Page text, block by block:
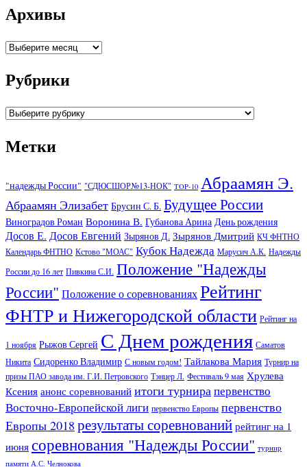
Архивы
Архивы
Рубрики
Рубрики
Метки
"надежды России" "СДЮСШОР№13-НОК" TOP-10 Абраамян Э.
Абраамян Элизабет Брусин С. Б. Будущее России
Виноградов Роман Воронина В. Губанова Арина День рождения
Досов Е. Досов Евгений Зырянов Д. Зырянов Дмитрий КЧ ФНТНО
Календарь ФНТНО Кстово "МОАС" Кубок Надежда Марусич А.К. Надежды
России до 16 лет Пивкина С.И. Положение "Надежды
России" Положение о соревнованияхРейтинг
ФНТР и Нижегородской области Рейтинг на
1 ноября Рыжов Сергей С Днем рождения Саматов
Никита Сидоренко Владимир С новым годом! Тайлакова Мария Турнир на
призы ПАО завода им. Г.И. Петровского Тэнцер Л. Фестиваль 9 мая Хрулева
Ксения анонс соревнований итоги турнирапервенство
Восточно-Европейской лиги первенство Европы первенство
Европы 2018 результаты соревнований рейтинг на 1
июня соревнования "Надежды России" турнир
памяти А.С. Челнокова